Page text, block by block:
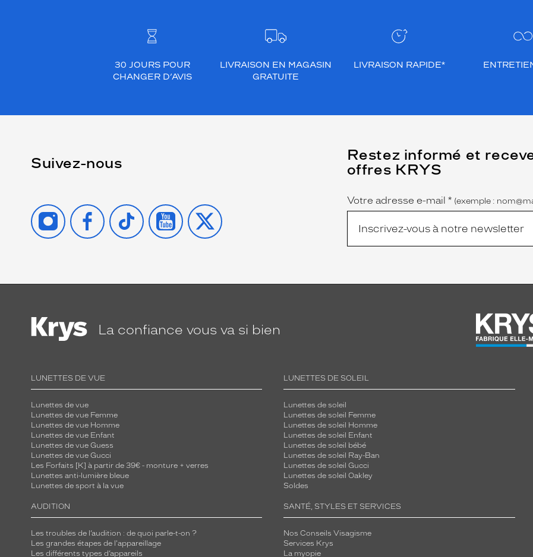
30 JOURS POUR
CHANGER D’AVIS
LIVRAISON EN MAGASIN
GRATUITE
LIVRAISON RAPIDE*
Suivez-nous
INSTAGRAMFACEBOOK
TIKTOK YOUTUBE
X
Restez informé et
offres KRYS
Name
Votre adresse e-mail *
(Ce
champ
est
obligatoire)
(exemple :
La confiance vous va si bien
LUNETTES DE VUE
Lunettes de vue
Lunettes de vue Femme
Lunettes de vue Homme
Lunettes de vue Enfant
Lunettes de vue Guess
Lunettes de vue Gucci
Les Forfaits [K] à partir de 39€ - monture + verres
Lunettes anti-lumière bleue
Lunettes de sport à la vue
LUNETTES DE SOLEIL
Lunettes de soleil
Lunettes de soleil Femme
Lunettes de soleil Homme
Lunettes de soleil Enfant
Lunettes de soleil bébé
Lunettes de soleil Ray-Ban
Lunettes de soleil Gucci
Lunettes de soleil Oakley
Soldes
AUDITION
Les troubles de l’audition : de quoi parle-t-on ?
Les grandes étapes de l'appareillage
Les différents types d’appareils
SANTÉ, STYLES ET SERVICES
Nos Conseils Visagisme
Services Krys
La myopie